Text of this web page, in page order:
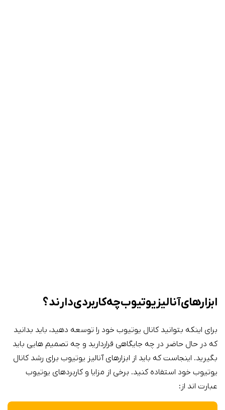
ابزارهای آنالیز یوتیوب چه کاربردی دارند؟
برای اینکه بتوانید کانال یوتیوب خود را توسعه دهید، باید بدانید
که در حال حاضر در چه جایگاهی قراردارید و چه تصمیم هایی باید
بگیرید. اینجاست که باید از ابزارهای آنالیز یوتیوب برای رشد کانال
یوتیوب خود استفاده کنید. برخی از مزایا و کاربردهای یوتیوب
عبارت اند از: